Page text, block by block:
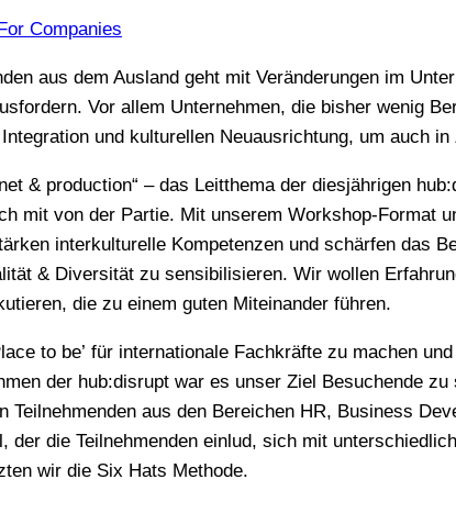
Companies
aus dem Ausland geht mit Veränderungen im
Vor allem Unternehmen, die bisher wenig
und kulturellen Neuausrichtung, um auch
& production“ – das Leitthema der diesjährigen
mit von der Partie. Mit unserem Workshop-Format
interkulturelle Kompetenzen und schärfen das
& Diversität zu sensibilisieren. Wir wollen
die zu einem guten Miteinander führen.
to be’ für internationale Fachkräfte zu machen
der hub:disrupt war es unser Ziel Besuchende
Teilnehmenden aus den Bereichen HR, Business
der die Teilnehmenden einlud, sich mit
wir die Six Hats Methode.